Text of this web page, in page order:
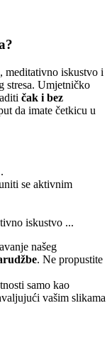
meditativno iskustvo i
stresa. Umjetničko
čak i bez
da imate četkicu u
se aktivnim
iskustvo ...
našeg
. Ne propustite
samo kao
vašim slikama